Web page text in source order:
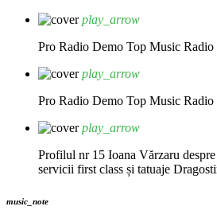
play_arrow
Pro Radio Demo Top Music Radio
play_arrow
Pro Radio Demo Top Music Radio
play_arrow
Profilul nr 15 Ioana Vărzaru
servicii first class și tatuaje
music_note